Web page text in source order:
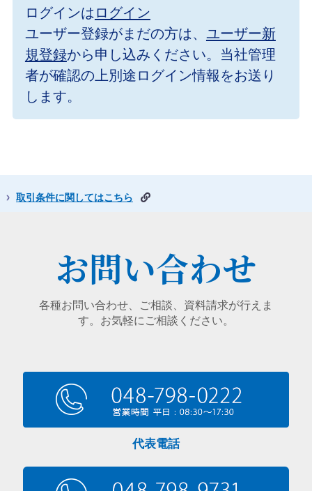
ログインは ログイン
ユーザー登録がまだの方は、 ユーザー新
規登録から申し込みください。当社管理
者が確認の上別途ログイン情報をお送り
します。
取引条件に関してはこちら
お問い合わせ
各種お問い合わせ、ご相談、資料請求が行えま
す。お気軽にご相談ください。
代表電話